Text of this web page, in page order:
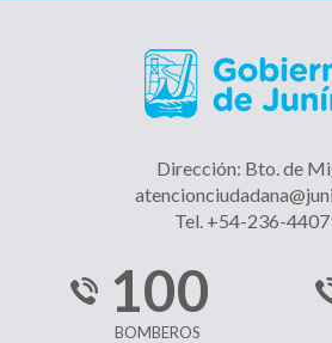
Dirección: Bto. de
Tel. +54-236-
100
BOMBEROS